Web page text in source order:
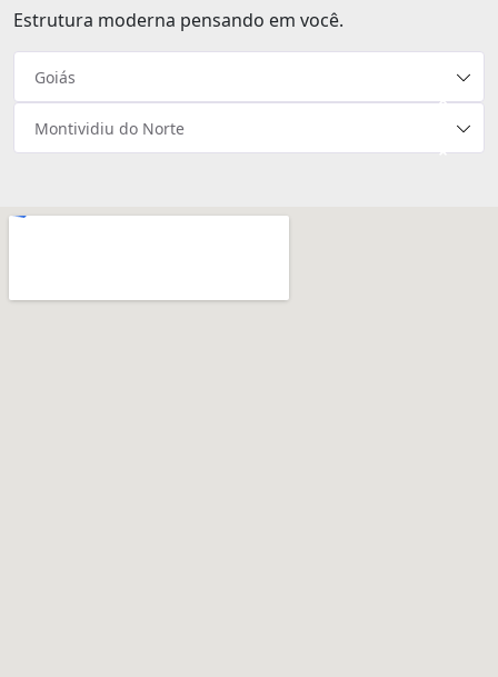
Estrutura moderna pensando em você.
×
Goiás
×
Montividiu do Norte